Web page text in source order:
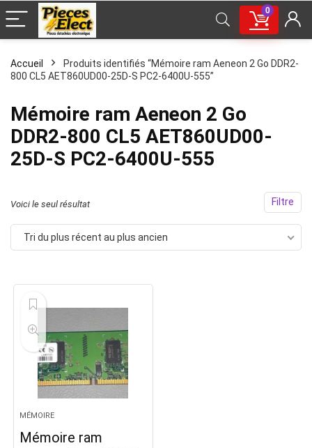
0
Accueil
Produits identifiés “Mémoire ram Aeneon 2 Go DDR2-
800 CL5 AET860UD00-25D-S PC2-6400U-555”
Mémoire ram Aeneon 2 Go
DDR2-800 CL5 AET860UD00-
25D-S PC2-6400U-555
Filtre
Voici le seul résultat
Tri du plus récent au plus ancien
MÉMOIRE
Mémoire ram